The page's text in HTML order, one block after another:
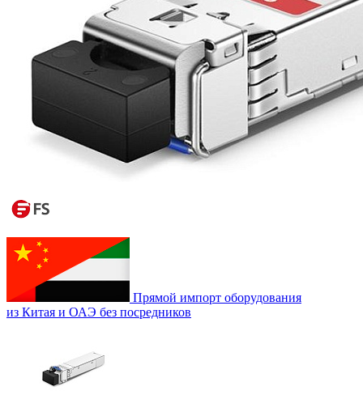
Прямой импорт оборудования
из Китая и ОАЭ без посредников